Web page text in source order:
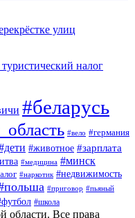
улиц
налог
#беларусь
#вело #германия
#животное #зарплата
#медицина #минск
#наркотик #недвижимость
#приговор #пьяный
#школа
области. Все права